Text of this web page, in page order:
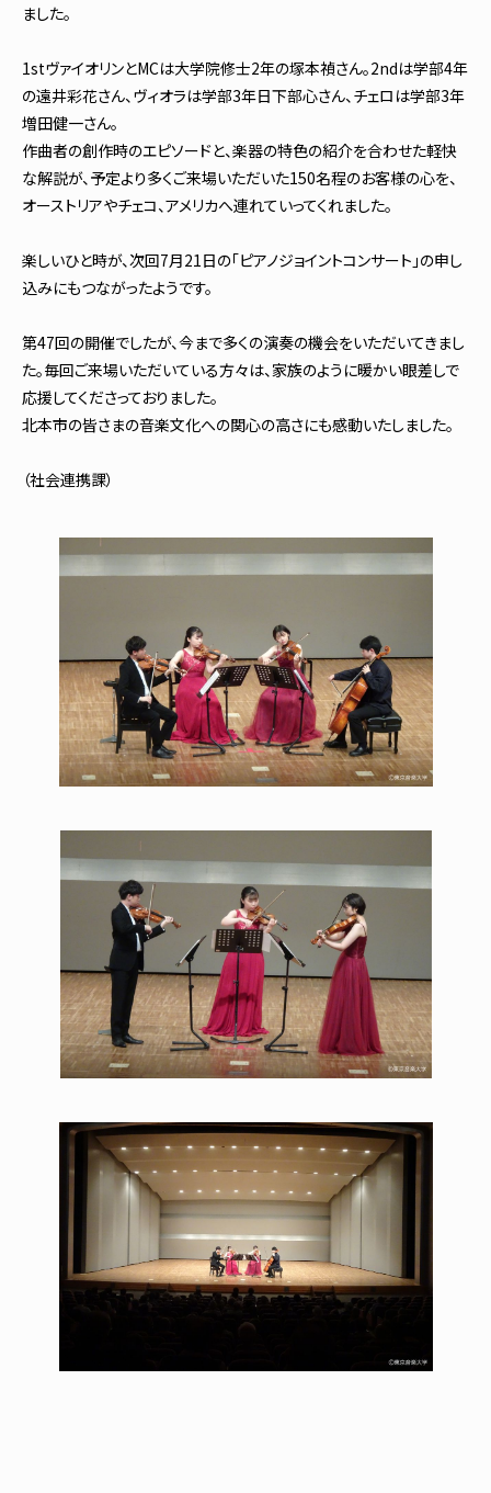
ました。
1stヴァイオリンとMCは大学院修士2年の塚本禎さん。2ndは学部4年
の遠井彩花さん、ヴィオラは学部3年日下部心さん、チェロは学部3年
増田健一さん。
作曲者の創作時のエピソードと、楽器の特色の紹介を合わせた軽快
な解説が、予定より多くご来場いただいた150名程のお客様の心を、
オーストリアやチェコ、アメリカへ連れていってくれました。
楽しいひと時が、次回7月21日の「ピアノジョイントコンサート」の申し
込みにもつながったようです。
第47回の開催でしたが、今まで多くの演奏の機会をいただいてきまし
た。毎回ご来場いただいている方々は、家族のように暖かい眼差しで
応援してくださっておりました。
北本市の皆さまの音楽文化への関心の高さにも感動いたしました。
（社会連携課）